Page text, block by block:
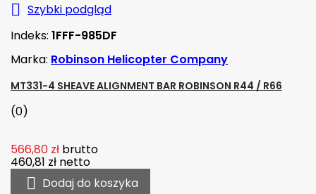
 Szybki podgląd
Indeks: 1FFF-985DF
Marka: Robinson Helicopter Company
MT331-4 SHEAVE ALIGNMENT BAR ROBINSON R44 / R66
(0)
566,80 zł brutto
460,81 zł netto
 Dodaj do koszyka